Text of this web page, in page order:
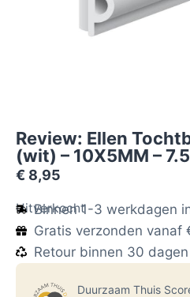
Review: Ellen
(wit) – 10X5MM –
€ 8,95
Uitverkocht
Binnen 1-3 werkdagen
Gratis verzonden vanaf
Retour binnen 30 dagen
Duurzaam Thuis